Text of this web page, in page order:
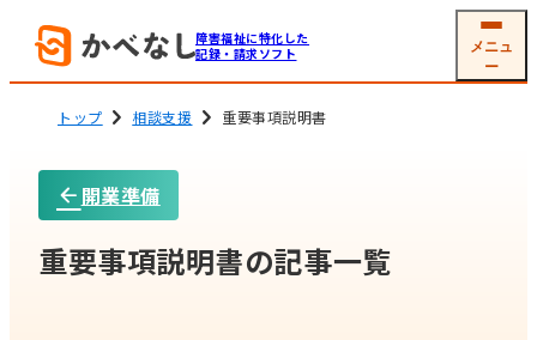
障害福祉に特化した
記録・請求ソフト
メニュ
ー
就労系サービス
生活介護
グループホーム
(共同生活援助)
ソフトの機能
トップ 相談支援 重要事項説明書
開業準備
重要事項説明書の記事一覧